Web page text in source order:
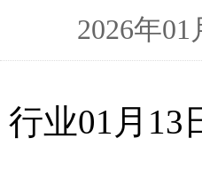
2026年
行业01月13